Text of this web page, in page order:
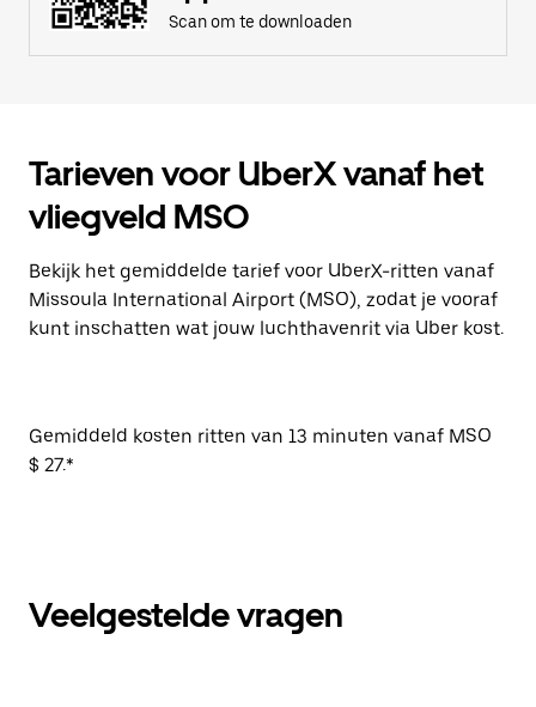
Scan om te downloaden
Tarieven voor UberX vanaf het
vliegveld MSO
Bekijk het gemiddelde tarief voor UberX-ritten vanaf
Missoula International Airport (MSO), zodat je vooraf
kunt inschatten wat jouw luchthavenrit via Uber kost.
Gemiddeld kosten ritten van 13 minuten vanaf MSO
$ 27.*
Veelgestelde vragen